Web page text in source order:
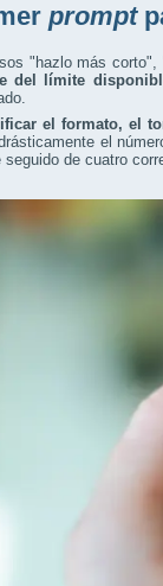
prompt
"hazlo más
del límite
el formato, el
el
de cuatro